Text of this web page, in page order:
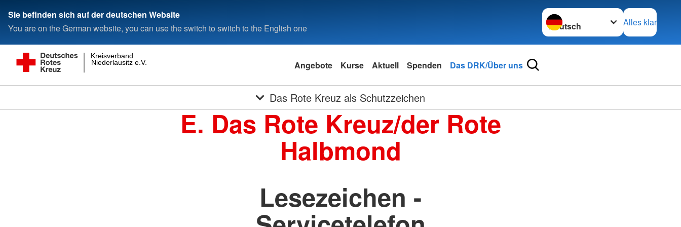
Sie befinden sich auf der deutschen Website
You are on the German website, you can use the switch to switch to the English one
Sprache wechseln zu
Alles klar
Niederlausitz e.V.
Kreisverband
Angebote Kurse Aktuell Spenden Das DRK/Über uns
Das Rote Kreuz als Schutzzeichen
E. Das Rote Kreuz/der Rote
Halbmond
Lesezeichen -